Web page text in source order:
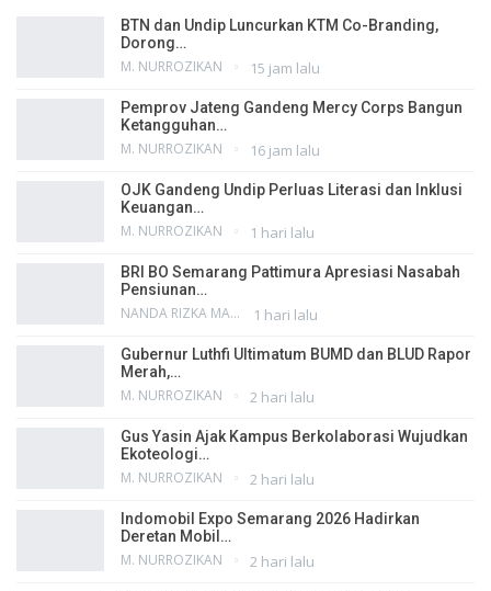
BTN dan Undip Luncurkan KTM Co-Branding,
Dorong…
M. NURROZIKAN 15 jam lalu
Pemprov Jateng Gandeng Mercy Corps Bangun
Ketangguhan…
M. NURROZIKAN 16 jam lalu
OJK Gandeng Undip Perluas Literasi dan Inklusi
Keuangan…
M. NURROZIKAN 1 hari lalu
BRI BO Semarang Pattimura Apresiasi Nasabah
Pensiunan…
NANDA RIZKA MAHENDRA 1 hari lalu
Gubernur Luthfi Ultimatum BUMD dan BLUD Rapor
Merah,…
M. NURROZIKAN 2 hari lalu
Gus Yasin Ajak Kampus Berkolaborasi Wujudkan
Ekoteologi…
M. NURROZIKAN 2 hari lalu
Indomobil Expo Semarang 2026 Hadirkan
Deretan Mobil…
M. NURROZIKAN 2 hari lalu